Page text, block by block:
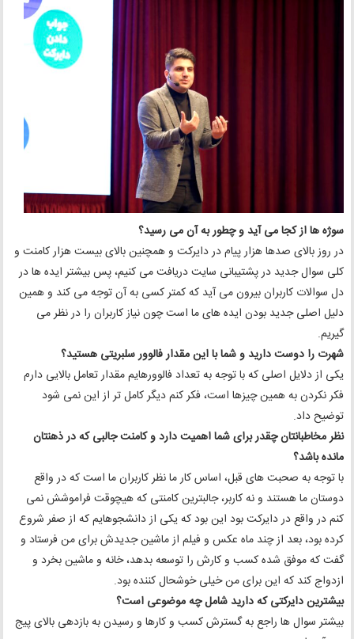
سوژه ها از کجا می آید و چطور به آن می رسید؟
در روز بالای صدها هزار پیام در دایرکت و همچنین بالای بیست هزار کامنت و
کلی سوال جدید در پشتیبانی سایت دریافت می کنیم، پس بیشتر ایده ها در
دل سوالات کاربران بیرون می آید که کمتر کسی به آن توجه می کند و همین
دلیل اصلی جدید بودن ایده های ما است چون نیاز کاربران را در نظر می
گیریم.
شهرت را دوست دارید و شما با این مقدار فالوورسلبریتی هستید؟
یکی از دلایل اصلی که با توجه به تعداد فالوورهایم مقدار تعامل بالایی دارم
فکر نکردن به همین چیزها است، فکر کنم دیگر کامل تر از این نمی شود
توضیح داد.
نظر مخاطبانتان چقدر برای شما اهمیت دارد و کامنت جالبی که در ذهنتان
مانده باشد؟
با توجه به صحبت های قبل، اساس کار ما نظر کاربران ما است که در واقع
دوستان ما هستند و نه کاربر، جالبترین کامنتی که هیچوقت فراموشش نمی
کنم در واقع در دایرکت بود این بود که یکی از دانشجوهایم که از صفر شروع
کرده بود، بعد از چند ماه عکس و فیلم از ماشین جدیدش برای من فرستاد و
گفت که موفق شده کسب و کارش را توسعه بدهد، خانه و ماشین بخرد و
ازدواج کند که این برای من خیلی خوشحال کننده بود.
بیشترین دایرکتی که دارید شامل چه موضوعی است؟
بیشتر سوال ها راجع به گسترش کسب و کارها و رسیدن به بازدهی بالای پیج